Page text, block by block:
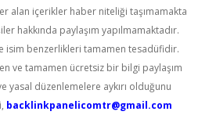
alan içerikler haber niteliği taşımamakta
hakkında paylaşım yapılmamaktadır.
isim benzerlikleri tamamen tesadüfidir.
ve tamamen ücretsiz bir bilgi paylaşım
yasal düzenlemelere aykırı olduğunu
backlinkpanelicomtr@gmail.com